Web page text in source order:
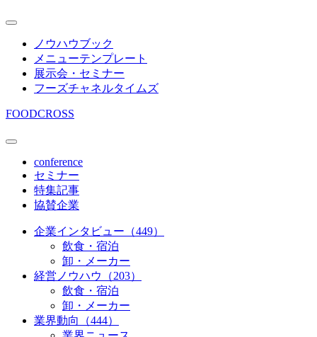
ノウハウブック
メニューテンプレート
展示会・セミナー
フーズチャネルタイムズ
FOODCROSS
conference
セミナー
特集記事
協賛企業
企業インタビュー（449）
飲食・宿泊
卸・メーカー
経営ノウハウ（203）
飲食・宿泊
卸・メーカー
業界動向（444）